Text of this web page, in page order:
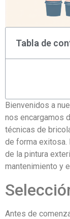
Tabla de
Bienvenidos a
nos encargamos
técnicas de
de forma exitosa.
de la pintura
mantenimiento y
Antes de